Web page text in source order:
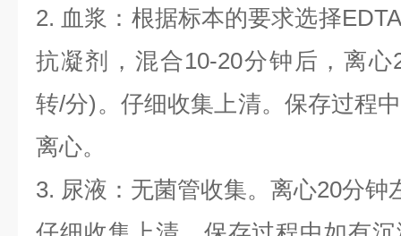
2. 血浆：根据标本的要求选择
抗凝剂，混合10-20分钟后，离心
转/分)。仔细收集上清。保存过程
离心。
3. 尿液：无菌管收集。离心20分钟